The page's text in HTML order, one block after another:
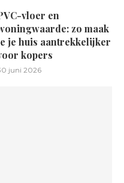
vloer en
zo maak
je huis aantrekkelijker
kopers
juni 2026